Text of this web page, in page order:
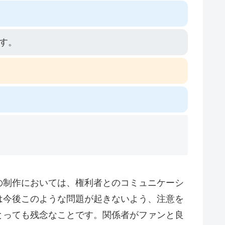
。
作においては、権利者とのコミュニケーシ
後このような問題が起きないよう、注意を
ても残念なことです。関係者がファンと良